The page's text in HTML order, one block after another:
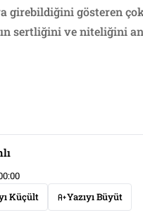
girebildiğini gösteren
sertliğini ve niteliğini
Küçült
Yazıyı Büyüt